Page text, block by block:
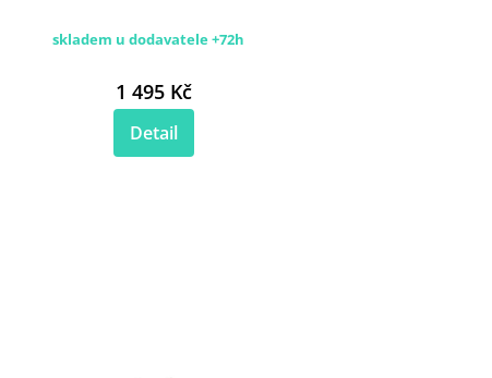
skladem u dodavatele +72h
1 495 Kč
Detail